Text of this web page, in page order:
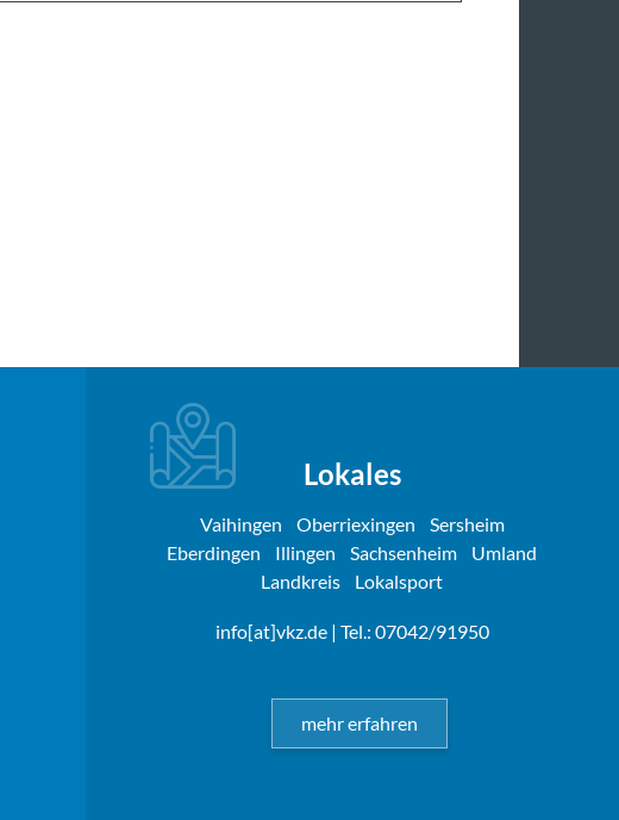
Lokales
Vaihingen Oberriexingen
Sersheim
Eberdingen
Illingen Sachsenheim
Umland
Landkreis
Lokalsport
info[at]vkz.de| Tel.: 07042/91950
mehr erfahren